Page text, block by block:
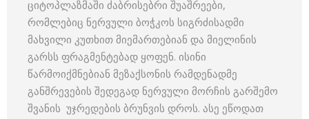
ციტოპლაზმაში ძაბრისებრი შუაშრეები,
რომლებიც ნერვული ბოჭკოს სიგრძისადმი
მახვილი კუთხით მიემართებიან და მიელინის
გარსს ფრაგმენტებად ყოფენ. ისინი
წარმოიქმნებიან მეზაქსონის რამდენადმე
განშრევების შედეგად ნერვული მორჩის გარშემო
შვანის უჯრედების ბრუნვის დროს. ასე ეწოდათ